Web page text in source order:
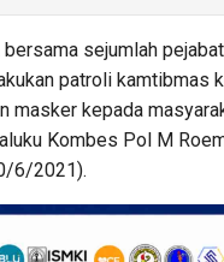
bersama sejumlah
patroli kamtibmas
masker kepada
Kombes Pol M
6/2021).